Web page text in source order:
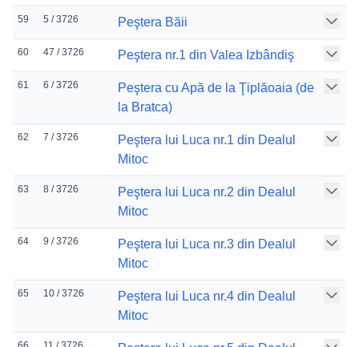
59 5 / 3726 Peştera Băii
60 47 / 3726 Peştera nr.1 din Valea Izbândiş
61 6 / 3726
Peştera cu Apă de la Ţiplăoaia (de
la Bratca)
62 7 / 3726
Peştera lui Luca nr.1 din Dealul
Mitoc
63 8 / 3726
Peştera lui Luca nr.2 din Dealul
Mitoc
64 9 / 3726
Peştera lui Luca nr.3 din Dealul
Mitoc
65 10 / 3726
Peştera lui Luca nr.4 din Dealul
Mitoc